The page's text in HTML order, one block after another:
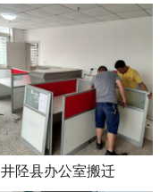
井陉县办公室搬迁